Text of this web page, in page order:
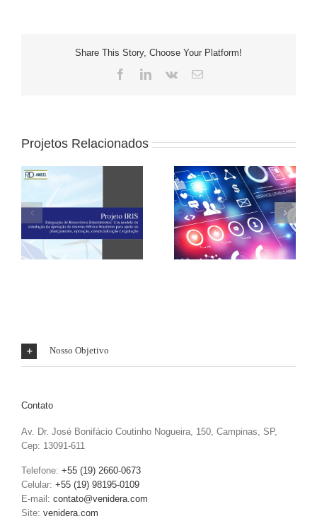
Share This Story, Choose Your Platform!
FacebookLinkedIn
Vk
E-
Projetos Relacionados
BID-MONITOR (2015-
2017)
P&D CEMIG (2013-
2015)
Nosso Objetivo
Contato
Av. Dr. José Bonifácio Coutinho Nogueira, 150, Campinas, SP,
Cep: 13091-611
Telefone: +55 (19) 2660-0673
Celular: +55 (19) 98195-0109
E-mail: contato@venidera.com
Site: venidera.com